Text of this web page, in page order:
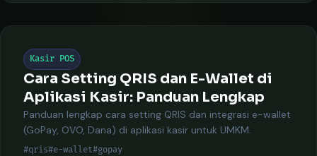
Kasir POS
Cara Setting QRIS dan E-Wallet di
Aplikasi Kasir: Panduan Lengkap
Panduan lengkap cara setting QRIS dan integrasi e-wallet
(GoPay, OVO, Dana) di aplikasi kasir untuk UMKM.
#qris#e-wallet#gopay